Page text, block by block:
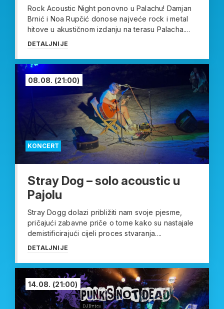
Rock Acoustic Night ponovno u Palachu! Damjan
Brnić i Noa Rupčić donose najveće rock i metal
hitove u akustičnom izdanju na terasu Palacha....
DETALJNIJE
KONCERT
08.08. (21:00)
Stray Dog – solo acoustic u
Pajolu
Stray Dogg dolazi približiti nam svoje pjesme,
pričajući zabavne priče o tome kako su nastajale
demistificirajući cijeli proces stvaranja....
DETALJNIJE
14.08. (21:00)